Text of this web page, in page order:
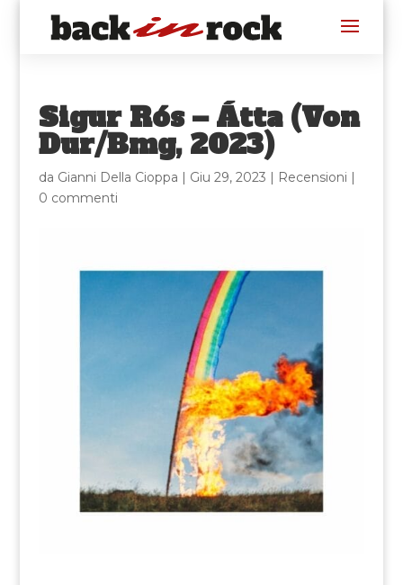
Sigur Rós – Átta (Von
Dur/Bmg, 2023)
da Gianni Della Cioppa | Giu 29, 2023 | Recensioni |
0 commenti